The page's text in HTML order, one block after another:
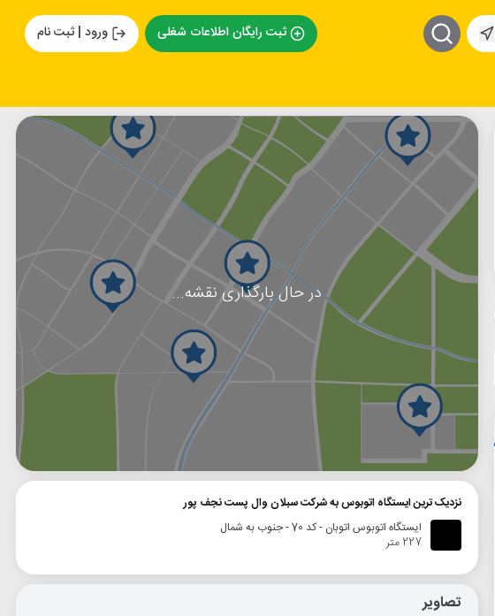
ثبت رایگان اطلاعات شغلی ورود | ثبت نام
در حال بارگذاری نقشه...
نزدیک ترین ایستگاه اتوبوس به شرکت سبلان وال پست نجف پور
ایستگاه اتوبوس اتوبان - کد 70 - جنوب به شمال
227 متر
تصاویر